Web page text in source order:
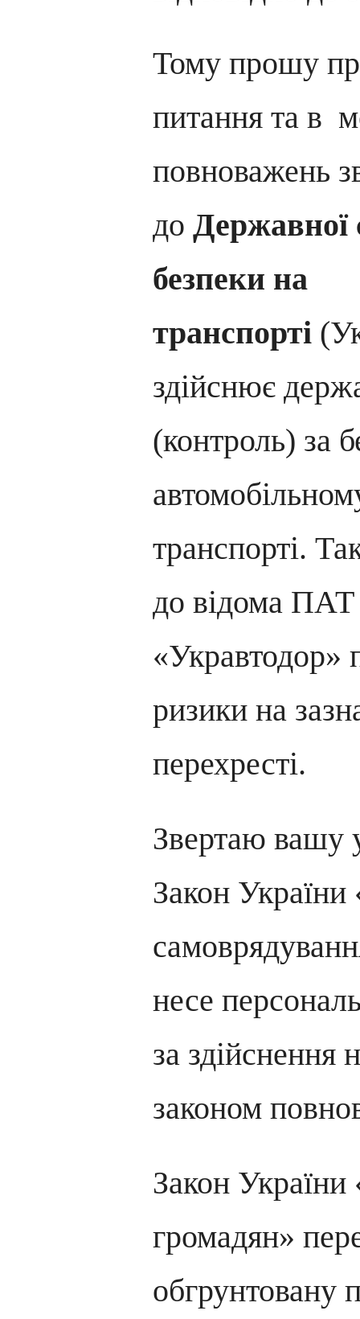
Тому прошу
питання та в
повноважень
до Державн
безпеки на
транспорті
здійснює
(контроль) за
транспорті.
до відома ПАТ
«Укравтодор»
ризики на
перехресті.
Звертаю вашу
Закон
несе
за здійснення
законом
Закон
громадян»
обгрунтовану